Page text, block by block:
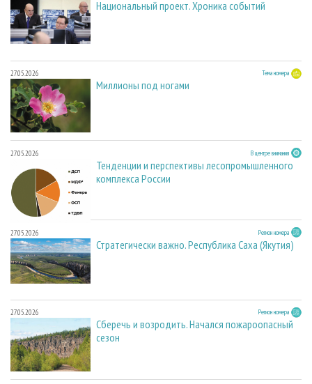
Национальный проект. Хроника событий
27.05.2026 Тема номера
Миллионы под ногами
27.05.2026 В центре внимания
Тенденции и перспективы лесопромышленного
комплекса России
27.05.2026 Регион номера
Стратегически важно. Республика Саха (Якутия)
27.05.2026 Регион номера
Сберечь и возродить. Начался пожароопасный
сезон